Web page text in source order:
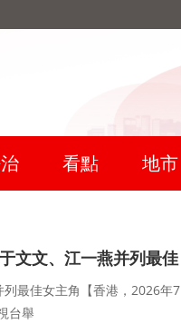
看點 地市
文文、江一燕并列最佳
最佳女主角【香港，2026年7
台舉